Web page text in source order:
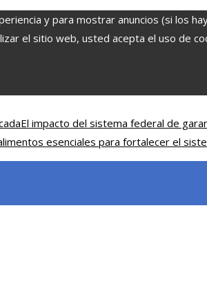
y para mostrar anuncios (si los
el sitio web, usted acepta el uso de
El impacto del sistema federal de
esenciales para fortalecer el